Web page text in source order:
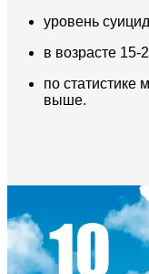
уровень
в возрасте 15-
по
выше.